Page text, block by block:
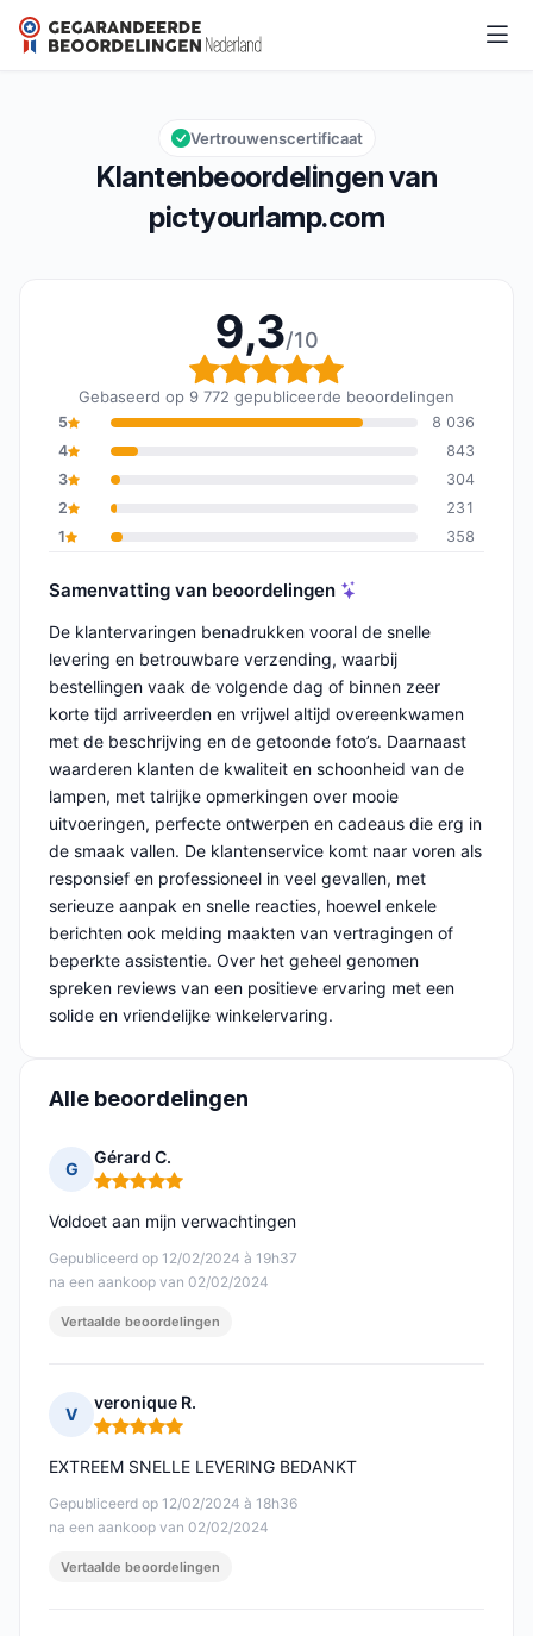
pictyourlamp.com
Algemene beoordeling: 9,3 van 10
9,3/10
Klantenbeoordelingen van
pictyourlamp.com
Vertrouwenscertificaat
9,3/10
Algemene beoordeling:
Gebaseerd op 9 772 gepubliceerde beoordelingen
5
8 036
4
843
3
304
2
231
1
358
Samenvatting van beoordelingen
De klantervaringen benadrukken vooral de snelle
levering en betrouwbare verzending, waarbij
bestellingen vaak de volgende dag of binnen zeer
korte tijd arriveerden en vrijwel altijd overeenkwamen
met de beschrijving en de getoonde foto’s. Daarnaast
waarderen klanten de kwaliteit en schoonheid van de
lampen, met talrijke opmerkingen over mooie
uitvoeringen, perfecte ontwerpen en cadeaus die erg in
de smaak vallen. De klantenservice komt naar voren als
responsief en professioneel in veel gevallen, met
serieuze aanpak en snelle reacties, hoewel enkele
berichten ook melding maakten van vertragingen of
beperkte assistentie. Over het geheel genomen
spreken reviews van een positieve ervaring met een
solide en vriendelijke winkelervaring.
Alle beoordelingen
G
Gérard C.
Opmerking: 5 van 5
Gepubliceerd op 12/02/2024 à 19h37
na een aankoop van 02/02/2024
Voldoet aan mijn verwachtingen
Vertaalde beoordelingen
V
veronique R.
Opmerking: 5 van 5
Gepubliceerd op 12/02/2024 à 18h36
na een aankoop van 02/02/2024
EXTREEM SNELLE LEVERING BEDANKT
Vertaalde beoordelingen